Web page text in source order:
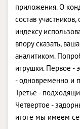
приложения. О
состав
индексу
впору сказать,
аналитиком.
игрушки. Первое -
- одновременно и
Третье -
Четвертое -
итоге мы имеем